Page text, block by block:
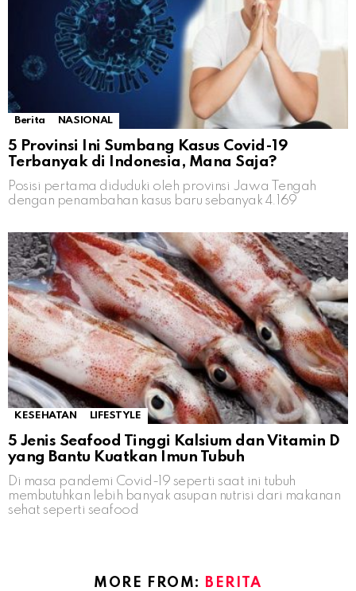
Berita NASIONAL
5 Provinsi Ini Sumbang Kasus Covid-19
Terbanyak di Indonesia, Mana Saja?
Posisi pertama diduduki oleh provinsi Jawa Tengah
dengan penambahan kasus baru sebanyak 4.169
KESEHATAN LIFESTYLE
5 Jenis Seafood Tinggi Kalsium dan Vitamin D
yang Bantu Kuatkan Imun Tubuh
Di masa pandemi Covid-19 seperti saat ini tubuh
membutuhkan lebih banyak asupan nutrisi dari makanan
sehat seperti seafood
MORE FROM: BERITA